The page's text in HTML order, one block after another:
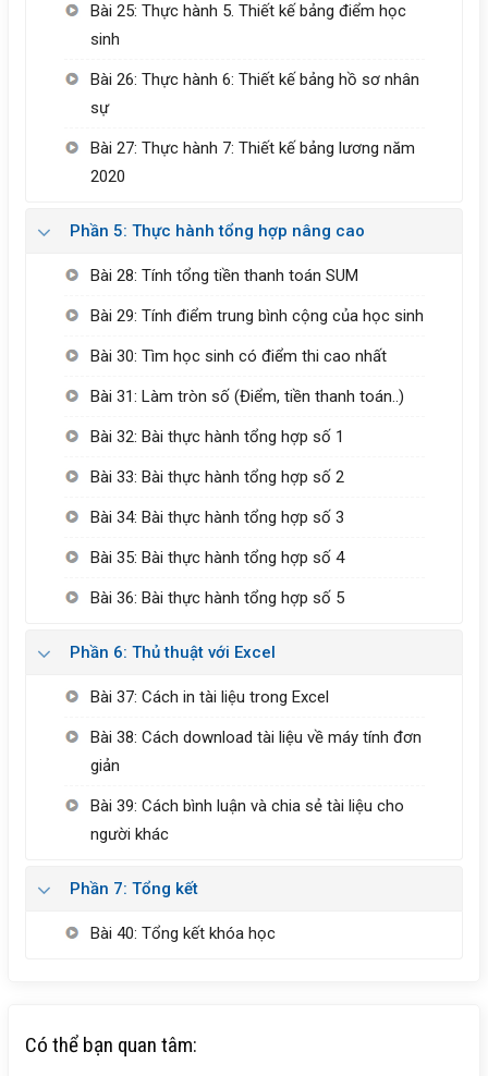
Bài 25: Thực hành 5. Thiết kế bảng điểm học
sinh
Bài 26: Thực hành 6: Thiết kế bảng hồ sơ nhân
sự
Bài 27: Thực hành 7: Thiết kế bảng lương năm
2020
Phần 5: Thực hành tổng hợp nâng cao
Bài 28: Tính tổng tiền thanh toán SUM
Bài 29: Tính điểm trung bình cộng của học sinh
Bài 30: Tìm học sinh có điểm thi cao nhất
Bài 31: Làm tròn số (Điểm, tiền thanh toán..)
Bài 32: Bài thực hành tổng hợp số 1
Bài 33: Bài thực hành tổng hợp số 2
Bài 34: Bài thực hành tổng hợp số 3
Bài 35: Bài thực hành tổng hợp số 4
Bài 36: Bài thực hành tổng hợp số 5
Phần 6: Thủ thuật với Excel
Bài 37: Cách in tài liệu trong Excel
Bài 38: Cách download tài liệu về máy tính đơn
giản
Bài 39: Cách bình luận và chia sẻ tài liệu cho
người khác
Phần 7: Tổng kết
Bài 40: Tổng kết khóa học
Có thể bạn quan tâm: